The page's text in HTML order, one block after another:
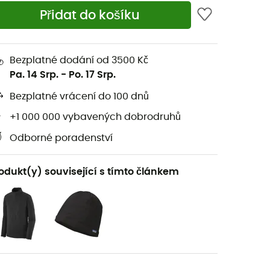
Přidat do košíku
Bezplatné dodání od 3500 Kč
Pa. 14 Srp. - Po. 17 Srp.
Bezplatné vrácení do 100 dnů
+1 000 000 vybavených dobrodruhů
Odborné poradenství
související s tímto článkem